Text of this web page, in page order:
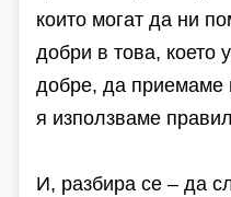
които могат да ни
добри в това, което
добре, да приемаме
я използваме
И, разбира се – да